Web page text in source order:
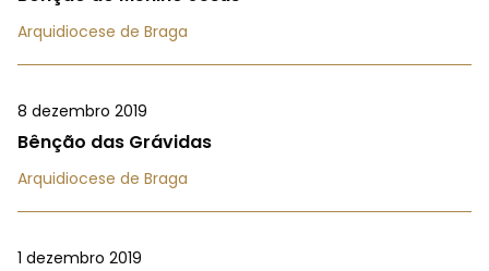
Arquidiocese de Braga
8 dezembro 2019
Bênção das Grávidas
Arquidiocese de Braga
1 dezembro 2019